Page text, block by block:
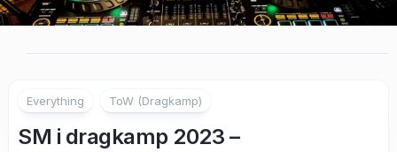
Everything ToW (Dragkamp)
SM i dragkamp 2023 –